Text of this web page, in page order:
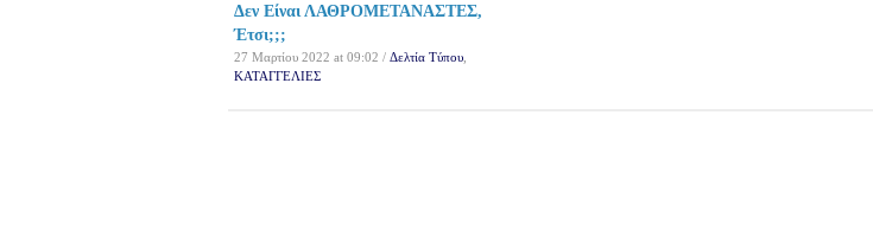
Δεν Είναι ΛΑΘΡΟΜΕΤΑΝΑΣΤΕΣ,
Έτσι;;;
27 Μαρτίου 2022 at 09:02 / Δελτία Τύπου
ΚΑΤΑΓΓΕΛΙΕΣ